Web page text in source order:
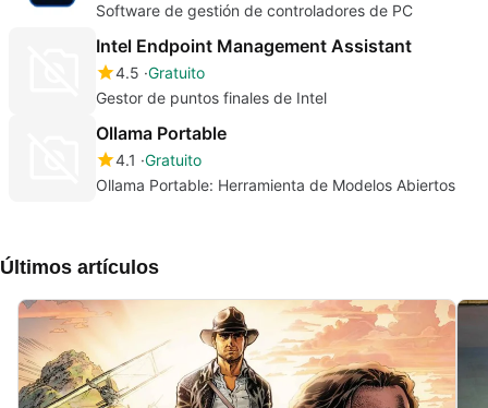
Software de gestión de controladores de PC
Intel Endpoint Management Assistant
4.5 Gratuito
Gestor de puntos finales de Intel
Ollama Portable
4.1 Gratuito
Ollama Portable: Herramienta de Modelos Abiertos
Últimos artículos